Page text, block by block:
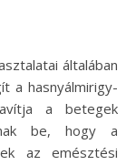
általában
a hasnyálmirigy-
a betegek
be, hogy a
az emésztési